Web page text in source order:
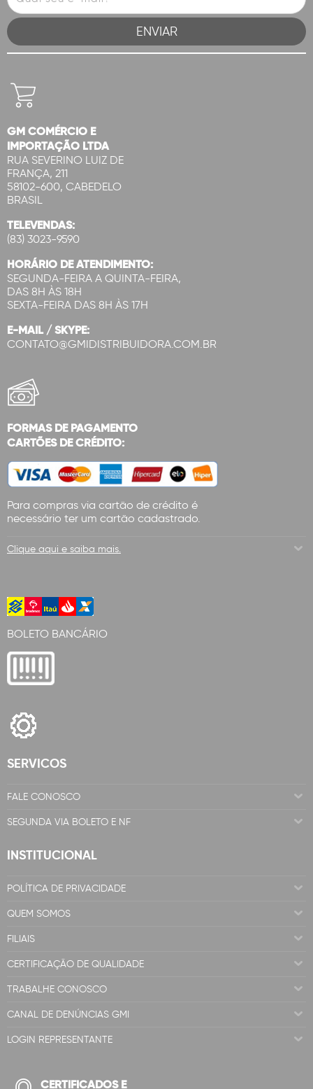
GM COMÉRCIO E
IMPORTAÇÃO LTDA
RUA SEVERINO LUIZ DE
FRANÇA, 211
58102-600, CABEDELO
BRASIL
TELEVENDAS:
(83) 3023-9590
HORÁRIO DE ATENDIMENTO:
SEGUNDA-FEIRA A QUINTA-FEIRA,
DAS 8H ÀS 18H
SEXTA-FEIRA DAS 8H ÀS 17H
E-MAIL / SKYPE:
CONTATO@GMIDISTRIBUIDORA.COM.BR
FORMAS DE PAGAMENTO
CARTÕES DE CRÉDITO:
Para compras via cartão de crédito é
necessário ter um cartão cadastrado.
Clique aqui e saiba mais.
BOLETO BANCÁRIO
SERVICOS
FALE CONOSCO
SEGUNDA VIA BOLETO E NF
INSTITUCIONAL
POLÍTICA DE PRIVACIDADE
QUEM SOMOS
FILIAIS
CERTIFICAÇÃO DE QUALIDADE
TRABALHE CONOSCO
CANAL DE DENÚNCIAS GMI
LOGIN REPRESENTANTE
CERTIFICADOS E